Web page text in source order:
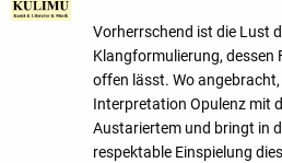
Vorherrschend ist die Lust
Klangformulierung, dessen
offen lässt. Wo
Interpretation Opulenz mit
Austariertem und bringt in
respektable Einspielung